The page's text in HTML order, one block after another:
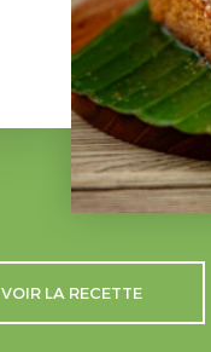
VOIR LA RECETTE